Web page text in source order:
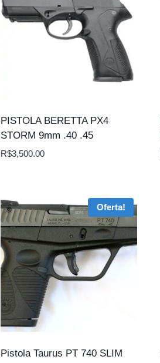
PISTOLA BERETTA PX4
STORM 9mm .40 .45
R$3,500.00
Oferta!
Pistola Taurus PT 740 SLIM